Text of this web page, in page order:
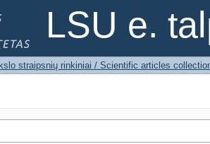
LSU e.
straipsnių rinkiniai / Scientific articles